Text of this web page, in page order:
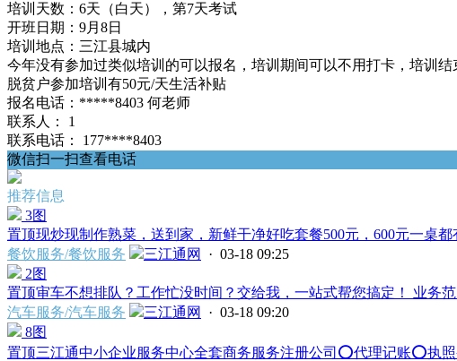
培训天数：6天（白天），第7天考试
开班日期：9月8日
培训地点：三江县城内
今年没有参加过类似培训的可以报名，培训期间可以不用打卡，培训
脱贫户参加培训有50元/天生活补贴
报名电话：*****8403 何老师
联系人：
1
联系电话：
177****8403
微信扫一扫查看电话
推荐信息
3图
置顶现炒现制作熟菜，送到家，新鲜干净好吃套餐500元，600元一桌都
餐饮服务/餐饮服务
三江通网
· 03-18 09:25
2图
置顶审车不想排队？工作忙没时间？交给我，一站式帮您搞定！ 业务
汽车服务/汽车服务
三江通网
· 03-18 09:20
8图
置顶三江通中小企业服务中心全套商务服务注册公司⭕️代理记账⭕️执